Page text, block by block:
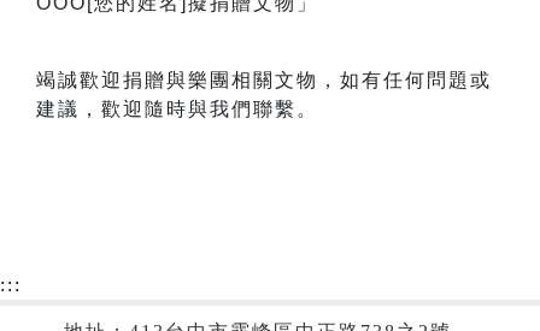
竭誠歡迎捐贈與樂團相關文物，如有任何問題或
建議，歡迎隨時與我們聯繫。
:::